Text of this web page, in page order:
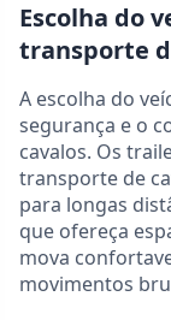
Escolha do
transporte
A escolha do
segurança e o
cavalos. Os
transporte de
para longas
que ofereça
mova
movimentos